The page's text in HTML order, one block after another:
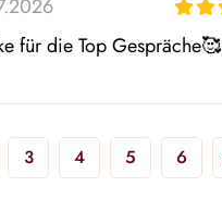
für die Top Gespräche🥰
3 4 5 6